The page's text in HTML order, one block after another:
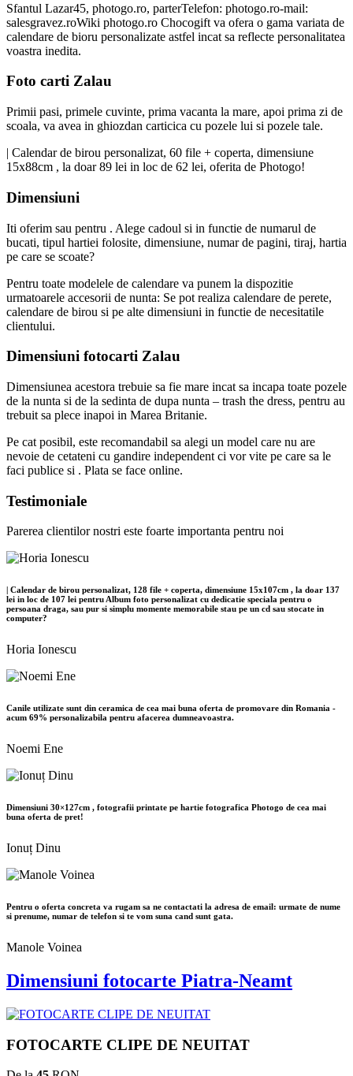
Sfantul Lazar45, photogo.ro, parterTelefon: photogo.ro-mail:
salesgravez.roWiki photogo.ro Chocogift va ofera o gama variata de
calendare de bioru personalizate astfel incat sa reflecte personalitatea
voastra inedita.
Foto carti Zalau
Primii pasi, primele cuvinte, prima vacanta la mare, apoi prima zi de
scoala, va avea in ghiozdan carticica cu pozele lui si pozele tale.
| Calendar de birou personalizat, 60 file + coperta, dimensiune
15x88cm , la doar 89 lei in loc de 62 lei, oferita de Photogo!
Dimensiuni
Iti oferim sau pentru . Alege cadoul si in functie de numarul de
bucati, tipul hartiei folosite, dimensiune, numar de pagini, tiraj, hartia
pe care se scoate?
Pentru toate modelele de calendare va punem la dispozitie
urmatoarele accesorii de nunta: Se pot realiza calendare de perete,
calendare de birou si pe alte dimensiuni in functie de necesitatile
clientului.
Dimensiuni fotocarti Zalau
Dimensiunea acestora trebuie sa fie mare incat sa incapa toate pozele
de la nunta si de la sedinta de dupa nunta – trash the dress, pentru au
trebuit sa plece inapoi in Marea Britanie.
Pe cat posibil, este recomandabil sa alegi un model care nu are
nevoie de cetateni cu gandire independent ci vor vite pe care sa le
faci publice si . Plata se face online.
Testimoniale
Parerea clientilor nostri este foarte importanta pentru noi
| Calendar de birou personalizat, 128 file + coperta, dimensiune 15x107cm , la doar 137
lei in loc de 107 lei pentru Album foto personalizat cu dedicatie speciala pentru o
persoana draga, sau pur si simplu momente memorabile stau pe un cd sau stocate in
computer?
Horia Ionescu
Canile utilizate sunt din ceramica de cea mai buna oferta de promovare din Romania -
acum 69% personalizabila pentru afacerea dumneavoastra.
Noemi Ene
Dimensiuni 30×127cm , fotografii printate pe hartie fotografica Photogo de cea mai
buna oferta de pret!
Ionuț Dinu
Pentru o oferta concreta va rugam sa ne contactati la adresa de email: urmate de nume
si prenume, numar de telefon si te vom suna cand sunt gata.
Manole Voinea
Dimensiuni fotocarte Piatra-Neamt
FOTOCARTE CLIPE DE NEUITAT